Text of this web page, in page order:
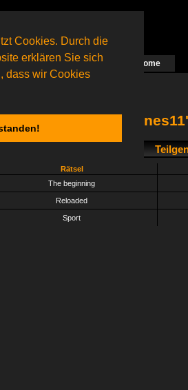
Cookies. Durch die
erklären Sie sich
dass wir Cookies
ist in Arbeit Home
und 14 Gäste)
Rätsel
The beginning
Reloaded
Sport